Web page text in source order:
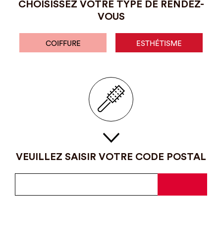
CHOISISSEZ VOTRE TYPE DE RENDEZ-
VOUS
COIFFURE ESTHÉTISME
VEUILLEZ SAISIR VOTRE CODE POSTAL